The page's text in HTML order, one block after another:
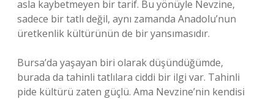
asla kaybetmeyen bir tarif. Bu yönüyle Nevzine,
sadece bir tatlı değil, aynı zamanda Anadolu’nun
üretkenlik kültürünün de bir yansımasıdır.
Bursa’da yaşayan biri olarak düşündüğümde,
burada da tahinli tatlılara ciddi bir ilgi var. Tahinli
pide kültürü zaten güçlü. Ama Nevzine’nin kendisi